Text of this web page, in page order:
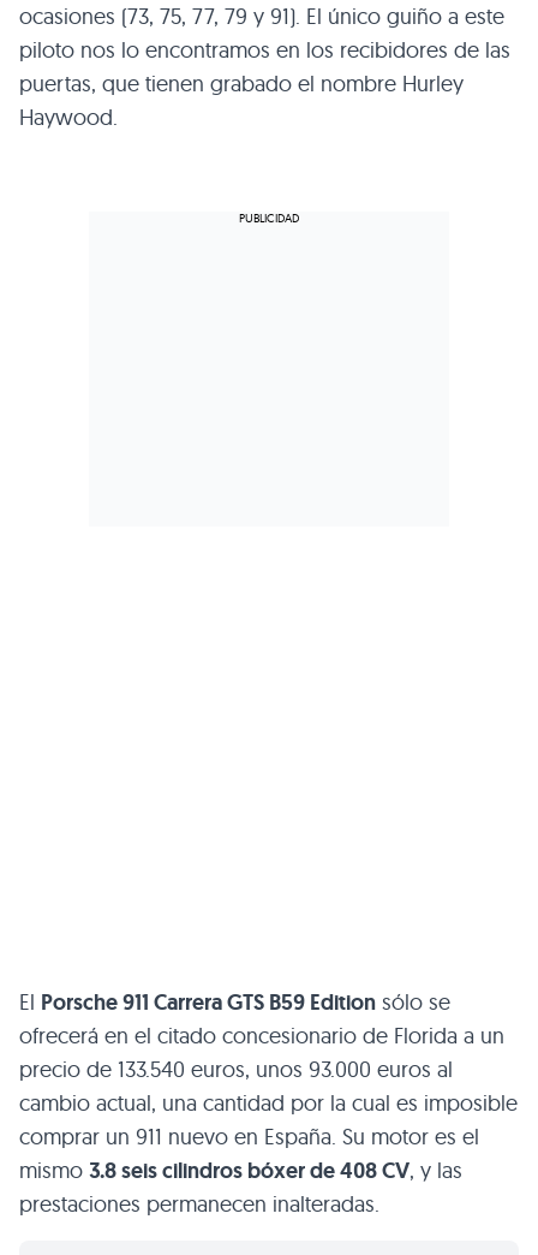
ocasiones (73, 75, 77, 79 y 91). El único guiño a este
piloto nos lo encontramos en los recibidores de las
puertas, que tienen grabado el nombre Hurley
Haywood.
El Porsche 911 CarreraGTS B59 Edition sólo se
ofrecerá en el citado concesionario de Florida a un
precio de 133.540 euros, unos 93.000 euros al
cambio actual, una cantidad por la cual es imposible
comprar un 911 nuevo en España. Su motor es el
mismo 3.8 seis cilindros bóxer de 408 CV, y las
prestaciones permanecen inalteradas.